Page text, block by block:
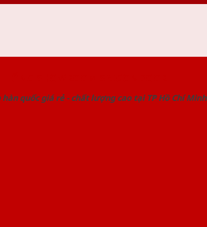
quốc giá rẻ - chất lượng cao tại TP Hồ Chí Minh